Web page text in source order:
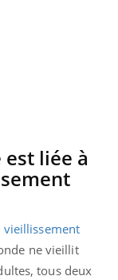
liée à
vieillissement
ne vieillit
tous deux